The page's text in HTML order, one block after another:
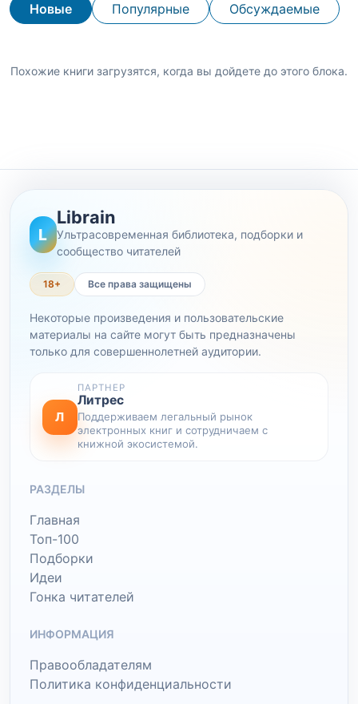
Новые Популярные Обсуждаемые
Похожие книги загрузятся, когда вы дойдете до этого блока.
L
Librain
Ультрасовременная библиотека, подборки и
сообщество читателей
18+ Все права защищены
Некоторые произведения и пользовательские
материалы на сайте могут быть предназначены
только для совершеннолетней аудитории.
Л
ПАРТНЕР
Литрес
Поддерживаем легальный рынок
электронных книг и сотрудничаем с
книжной экосистемой.
РАЗДЕЛЫ
Главная
Топ-100
Подборки
Идеи
Гонка читателей
ИНФОРМАЦИЯ
Правообладателям
Политика конфиденциальности